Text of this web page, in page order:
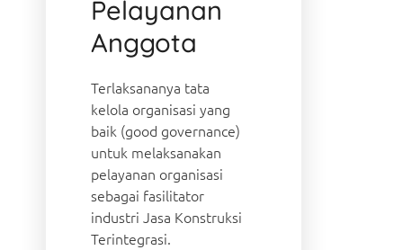
Pelayanan
Anggota
Terlaksananya tata
kelola organisasi yang
baik (good governance)
untuk melaksanakan
pelayanan organisasi
sebagai fasilitator
industri Jasa Konstruksi
Terintegrasi.